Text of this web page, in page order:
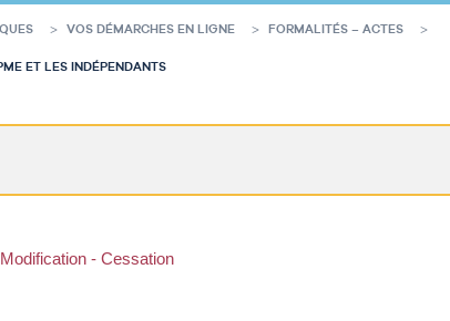
VOS DÉMARCHES EN LIGNE FORMALITÉS – ACTES
ET LES INDÉPENDANTS
- Cessation